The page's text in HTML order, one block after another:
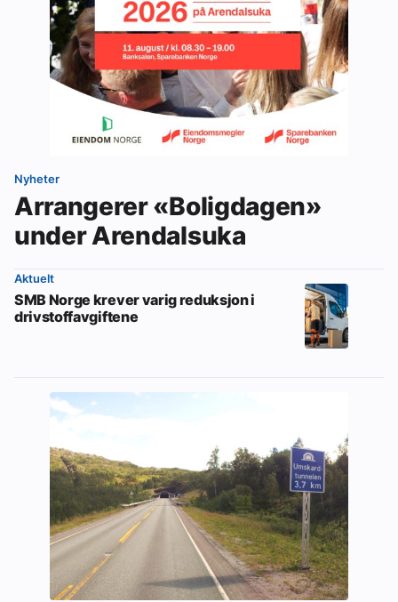
Nyheter
Arrangerer «Boligdagen»
under Arendalsuka
Aktuelt
SMB Norge krever varig reduksjon i
drivstoffavgiftene